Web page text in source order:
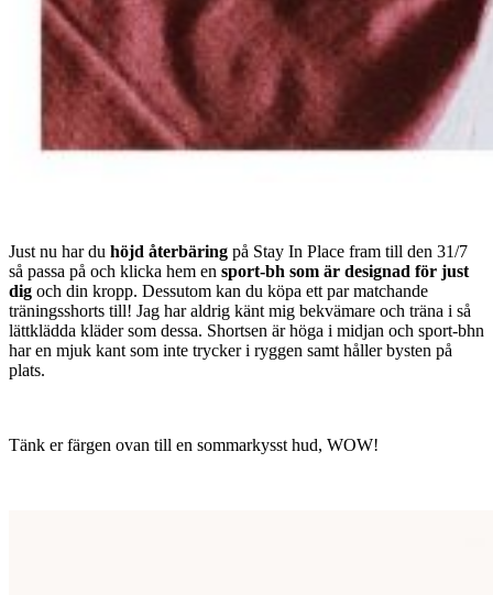
Just nu har du höjd återbäring på Stay In Place fram till den 31/7
så passa på och klicka hem en sport-bh som är designad för just
dig och din kropp. Dessutom kan du köpa ett par matchande
träningsshorts till! Jag har aldrig känt mig bekvämare och träna i så
lättklädda kläder som dessa. Shortsen är höga i midjan och sport-bhn
har en mjuk kant som inte trycker i ryggen samt håller bysten på
plats.
Tänk er färgen ovan till en sommarkysst hud, WOW!